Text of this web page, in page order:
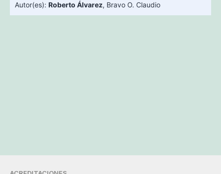
Autor(es): Roberto Álvarez, Bravo O. Claudio